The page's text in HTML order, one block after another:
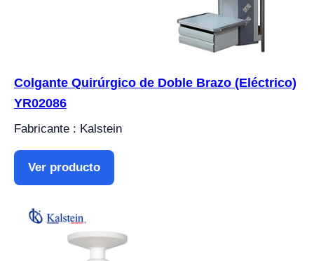
Colgante Quirúrgico de Doble Brazo (Eléctrico)
YR02086
Fabricante : Kalstein
Ver producto